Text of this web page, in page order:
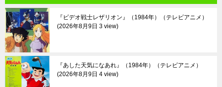
『ビデオ戦士レザリオン』（1984年）（テレビアニメ）
2026年8月9日 3 view
『あした天気になあれ』（1984年）（テレビアニメ）
2026年8月9日 4 view